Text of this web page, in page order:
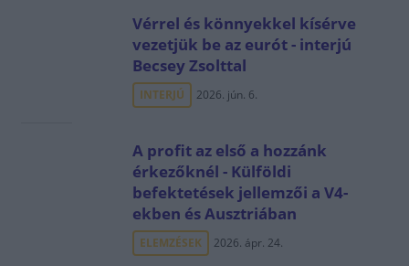
Vérrel és könnyekkel kísérve
vezetjük be az eurót - interjú
Becsey Zsolttal
INTERJÚ 2026. jún. 6.
A profit az első a hozzánk
érkezőknél - Külföldi
befektetések jellemzői a V4-
ekben és Ausztriában
ELEMZÉSEK 2026. ápr. 24.